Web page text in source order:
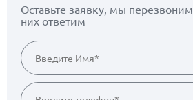
Оставьте заявку, мы перезвоним
них ответим